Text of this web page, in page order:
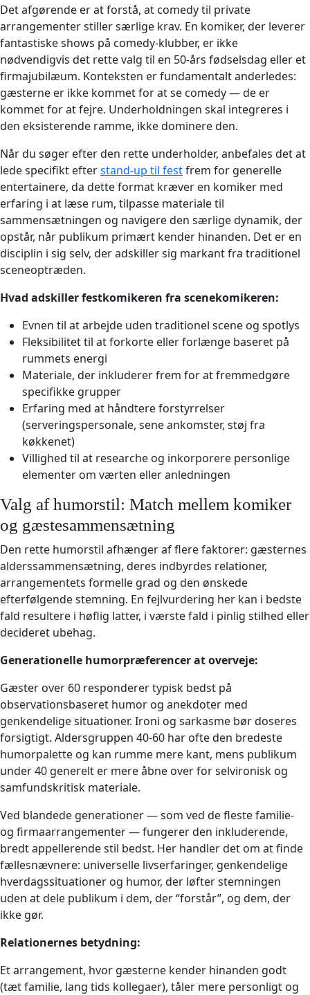
Det afgørende er at forstå, at comedy til private
arrangementer stiller særlige krav. En komiker, der leverer
fantastiske shows på comedy-klubber, er ikke
nødvendigvis det rette valg til en 50-års fødselsdag eller et
firmajubilæum. Konteksten er fundamentalt anderledes:
gæsterne er ikke kommet for at se comedy — de er
kommet for at fejre. Underholdningen skal integreres i
den eksisterende ramme, ikke dominere den.
Når du søger efter den rette underholder, anbefales det at
lede specifikt efterstand-up til festfrem for generelle
entertainere, da dette format kræver en komiker med
erfaring i at læse rum, tilpasse materiale til
sammensætningen og navigere den særlige dynamik, der
opstår, når publikum primært kender hinanden. Det er en
disciplin i sig selv, der adskiller sig markant fra traditionel
sceneoptræden.
Hvad adskiller festkomikeren fra scenekomikeren:
Evnen til at arbejde uden traditionel scene og spotlys
Fleksibilitet til at forkorte eller forlænge baseret på
rummets energi
Materiale, der inkluderer frem for at fremmedgøre
specifikke grupper
Erfaring med at håndtere forstyrrelser
(serveringspersonale, sene ankomster, støj fra
køkkenet)
Villighed til at researche og inkorporere personlige
elementer om værten eller anledningen
Valg af humorstil: Match mellem komiker
og gæstesammensætning
Den rette humorstil afhænger af flere faktorer: gæsternes
alderssammensætning, deres indbyrdes relationer,
arrangementets formelle grad og den ønskede
efterfølgende stemning. En fejlvurdering her kan i bedste
fald resultere i høflig latter, i værste fald i pinlig stilhed eller
decideret ubehag.
Generationelle humorpræferencer at overveje:
Gæster over 60 responderer typisk bedst på
observationsbaseret humor og anekdoter med
genkendelige situationer. Ironi og sarkasme bør doseres
forsigtigt. Aldersgruppen 40-60 har ofte den bredeste
humorpalette og kan rumme mere kant, mens publikum
under 40 generelt er mere åbne over for selvironisk og
samfundskritisk materiale.
Ved blandede generationer — som ved de fleste familie-
og firmaarrangementer — fungerer den inkluderende,
bredt appellerende stil bedst. Her handler det om at finde
fællesnævnere: universelle livserfaringer, genkendelige
hverdagssituationer og humor, der løfter stemningen
uden at dele publikum i dem, der “forstår”, og dem, der
ikke gør.
Relationernes betydning:
Et arrangement, hvor gæsterne kender hinanden godt
(tæt familie, lang tids kollegaer), tåler mere personligt og